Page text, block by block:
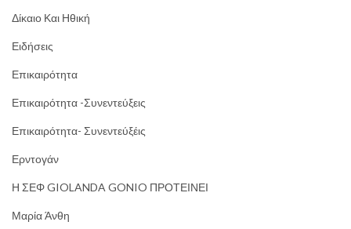
Δίκαιο Και Ηθική
Ειδήσεις
Επικαιρότητα
Επικαιρότητα -Συνεντεύξεις
Επικαιρότητα- Συνεντεύξέις
Ερντογάν
Η ΣΕΦ GIOLANDA GONIO ΠΡΟΤΕΙΝΕΙ
Μαρία Άνθη